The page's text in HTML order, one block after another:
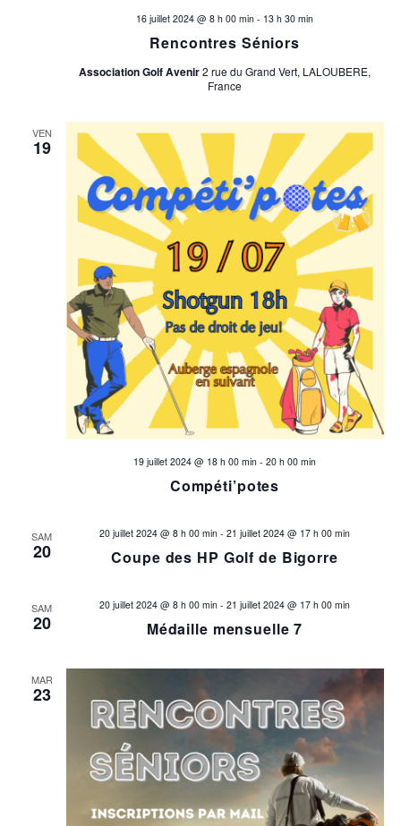
r
o
n
s
l
t
a
t
i
v
n
e
e
t
Rencontres Séniors
16 juillet 2024 @ 8 h 00 min - 13 h 30 min
Association Golf Avenir2 rue du Grand Vert, LALOUBERE,
France
VEN
19
Compéti’potes
19 juillet 2024 @ 18 h 00 min - 20 h 00 min
SAM
20 Coupe des HP Golf de Bigorre
20 juillet 2024 @ 8 h 00 min - 21 juillet 2024 @ 17 h 00 min
SAM
20 Médaille mensuelle 7
20 juillet 2024 @ 8 h 00 min - 21 juillet 2024 @ 17 h 00 min
MAR
23